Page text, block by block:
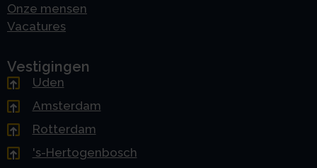
Onze mensen
Vacatures
Vestigingen
Uden
Amsterdam
Rotterdam
's-Hertogenbosch